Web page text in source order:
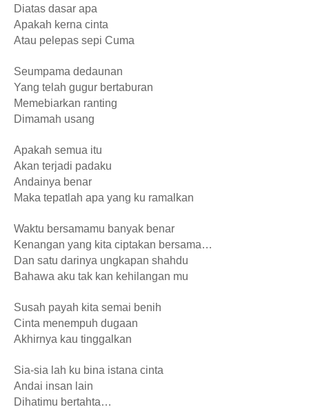
Diatas dasar apa
Apakah kerna cinta
Atau pelepas sepi Cuma
Seumpama dedaunan
Yang telah gugur bertaburan
Memebiarkan ranting
Dimamah usang
Apakah semua itu
Akan terjadi padaku
Andainya benar
Maka tepatlah apa yang ku ramalkan
Waktu bersamamu banyak benar
Kenangan yang kita ciptakan bersama…
Dan satu darinya ungkapan shahdu
Bahawa aku tak kan kehilangan mu
Susah payah kita semai benih
Cinta menempuh dugaan
Akhirnya kau tinggalkan
Sia-sia lah ku bina istana cinta
Andai insan lain
Dihatimu bertahta…